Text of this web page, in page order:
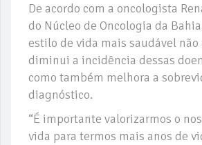
De acordo com a oncologista
do Núcleo de Oncologia da
estilo de vida mais saudável não
diminui a incidência dessas
como também melhora a
diagnóstico.
“É importante valorizarmos o
vida para termos mais anos de